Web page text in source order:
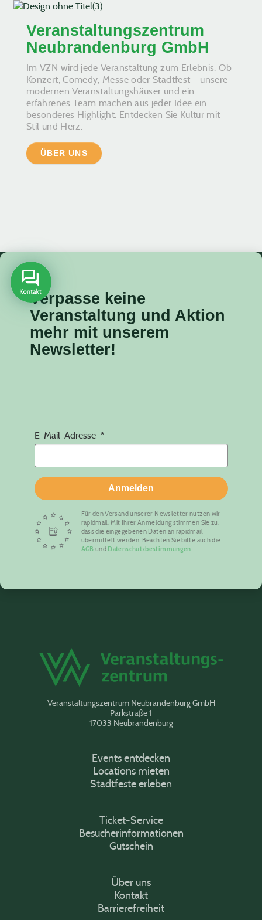
Veranstaltungszentrum
Neubrandenburg GmbH
Im VZN wird jede Veranstaltung zum Erlebnis. Ob
Konzert, Comedy, Messe oder Stadtfest – unsere
modernen Veranstaltungshäuser und ein
erfahrenes Team machen aus jeder Idee ein
besonderes Highlight. Entdecken Sie Kultur mit
Stil und Herz.
ÜBER UNS
Verpasse keine
Veranstaltung und Aktion
mehr mit unserem
Newsletter!
E-Mail-Adresse
Anmelden
Für den Versand unserer Newsletter nutzen wir
rapidmail. Mit Ihrer Anmeldung stimmen Sie zu,
dass die eingegebenen Daten an rapidmail
übermittelt werden. Beachten Sie bitte auch die
AGB und Datenschutzbestimmungen
Veranstaltungszentrum Neubrandenburg GmbH
Parkstraße 1
17033 Neubrandenburg
Events entdecken
Locations mieten
Stadtfeste erleben
Ticket-Service
Besucherinformationen
Gutschein
Über uns
Kontakt
Barrierefreiheit